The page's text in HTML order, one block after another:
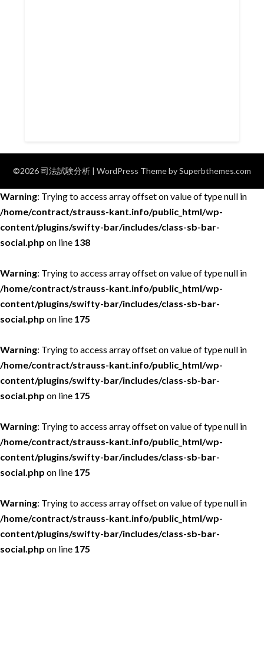
©2026 司法試験分析 | WordPress Theme bySuperbthemes.com
Warning: Trying to access array offset on value of type null in
/home/contract/strauss-kant.info/public_html/wp-
content/plugins/swifty-bar/includes/class-sb-bar-
social.php on line 138
Warning: Trying to access array offset on value of type null in
/home/contract/strauss-kant.info/public_html/wp-
content/plugins/swifty-bar/includes/class-sb-bar-
social.php on line 175
Warning: Trying to access array offset on value of type null in
/home/contract/strauss-kant.info/public_html/wp-
content/plugins/swifty-bar/includes/class-sb-bar-
social.php on line 175
Warning: Trying to access array offset on value of type null in
/home/contract/strauss-kant.info/public_html/wp-
content/plugins/swifty-bar/includes/class-sb-bar-
social.php on line 175
Warning: Trying to access array offset on value of type null in
/home/contract/strauss-kant.info/public_html/wp-
content/plugins/swifty-bar/includes/class-sb-bar-
social.php on line 175